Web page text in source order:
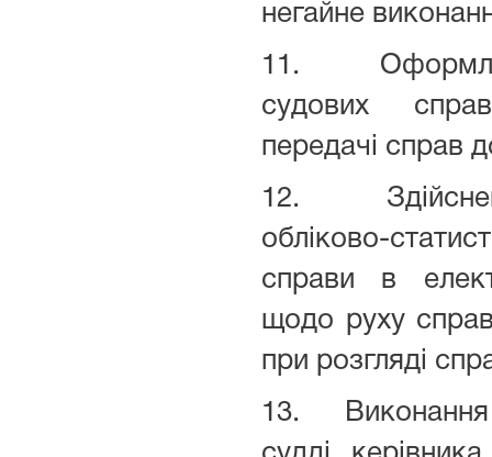
негайне
11.
судових
передачі справ
12.
обліково-
справи в
щодо руху
при розгляді
13. Виконання